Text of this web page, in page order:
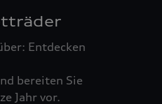
Entdecken
bereiten Sie
Jahr vor.